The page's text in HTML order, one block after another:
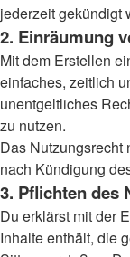
jederzeit gekündigt
2. Einräumung
Mit dem Erstellen
einfaches, zeitlich
unentgeltliches
zu nutzen.
Das Nutzungsrecht
nach Kündigung
3. Pflichten des
Du erklärst mit der
Inhalte enthält, die